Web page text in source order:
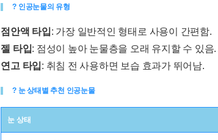
? 인공눈물의 유형
점안액 타입: 가장 일반적인 형태로 사용이 간편함.
젤 타입: 점성이 높아 눈물층을 오래 유지할 수 있음.
연고 타입: 취침 전 사용하면 보습 효과가 뛰어남.
? 눈 상태별 추천 인공눈물
눈 상태